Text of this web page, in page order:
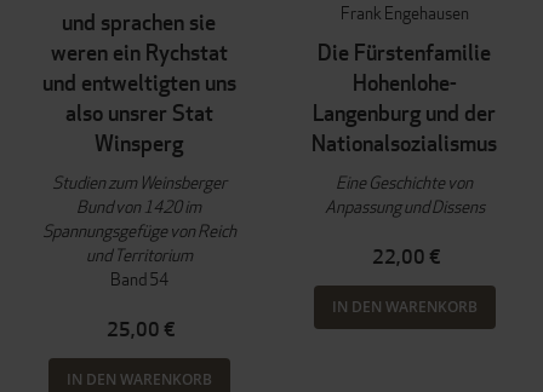
und sprachen sie
weren ein Rychstat
und entweltigten uns
also unsrer Stat
Winsperg
Studien zum Weinsberger
Bund von 1420 im
Spannungsgefüge von Reich
und Territorium
Band 54
25,00 €
IN DEN WARENKORB
Frank Engehausen
Die Fürstenfamilie
Hohenlohe-
Langenburg und der
Nationalsozialismus
Eine Geschichte von
Anpassung und Dissens
22,00 €
IN DEN WARENKORB